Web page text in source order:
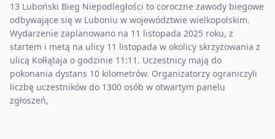
13 Luboński Bieg Niepodległości to coroczne zawody biegowe
odbywające się w Luboniu w województwie wielkopolskim.
Wydarzenie zaplanowano na 11 listopada 2025 roku, z
startem i metą na ulicy 11 listopada w okolicy skrzyżowania z
ulicą Kołłątaja o godzinie 11:11. Uczestnicy mają do
pokonania dystans 10 kilometrów. Organizatorzy ograniczyli
liczbę uczestników do 1300 osób w otwartym panelu
zgłoszeń,